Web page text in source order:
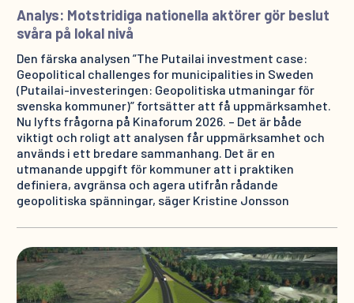
Analys: Motstridiga nationella aktörer gör beslut
svåra på lokal nivå
Den färska analysen ”The Putailai investment case:
Geopolitical challenges for municipalities in Sweden
(Putailai-investeringen: Geopolitiska utmaningar för
svenska kommuner)” fortsätter att få uppmärksamhet.
Nu lyfts frågorna på Kinaforum 2026. – Det är både
viktigt och roligt att analysen får uppmärksamhet och
används i ett bredare sammanhang. Det är en
utmanande uppgift för kommuner att i praktiken
definiera, avgränsa och agera utifrån rådande
geopolitiska spänningar, säger Kristine Jonsson